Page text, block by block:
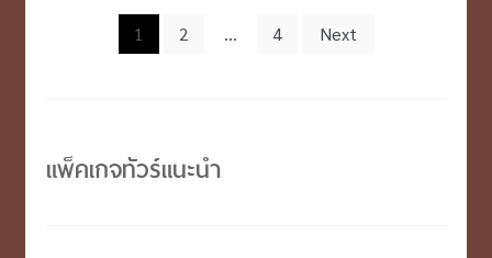
1 2 … 4 Next
แพ็คเกจทัวร์แนะนำ